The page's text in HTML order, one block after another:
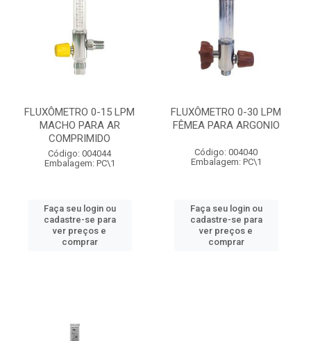
FLUXÔMETRO 0-15 LPM
MACHO PARA AR
COMPRIMIDO
Código: 004044
Embalagem: PC\1
Faça seu login ou
cadastre-se para
ver preços e
comprar
FLUXÔMETRO 0-30 LPM
FÊMEA PARA ARGONIO
Código: 004040
Embalagem: PC\1
Faça seu login ou
cadastre-se para
ver preços e
comprar